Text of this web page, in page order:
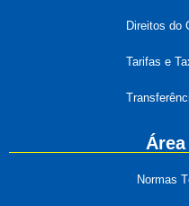
Direitos do
Tarifas e
Normas